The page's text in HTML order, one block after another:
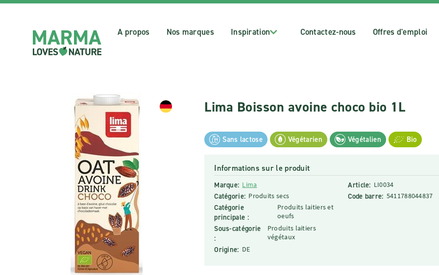
A propos Nos marques Inspiration Contactez-nous Offres d'emploi
Lima Boisson avoine choco bio 1L
Sans lactose Végétarien Végétalien Bio
Informations sur le produit
Marque: Lima
Catégorie: Produits secs
Catégorie
principale :
Produits laitiers et
oeufs
Sous-catégorie
:
Produits laitiers
végétaux
Origine: DE
Article: LI0034
Code barre: 5411788044837